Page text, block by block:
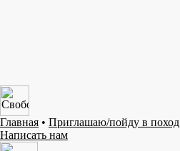
Главная • Приглашаю/пойду в поход
Написать нам